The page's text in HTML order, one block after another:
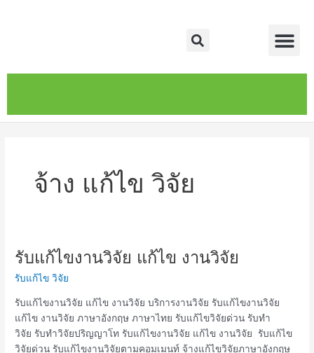
Search
จ้าง แก้ไข วิจัย
รับแก้ไขงานวิจัย แก้ไข งานวิจัย
รับแก้ไข วิจัย
รับแก้ไขงานวิจัย แก้ไข งานวิจัย บริการงานวิจัย รับแก้ไขงานวิจัย
แก้ไข งานวิจัย ภาษาอังกฤษ ภาษาไทย รับแก้ไขวิจัยด่วน รับทำ
วิจัย รับทำวิจัยปริญญาโท รับแก้ไขงานวิจัย แก้ไข งานวิจัย รับแก้ไข
วิจัยด่วน รับแก้ไขงานวิจัยตามคอมเมนท์ จ้างแก้ไขวิจัยภาษาอังกฤษ
รับ
งาน
วิจัย
แก้ไข
งาน
วิจัย